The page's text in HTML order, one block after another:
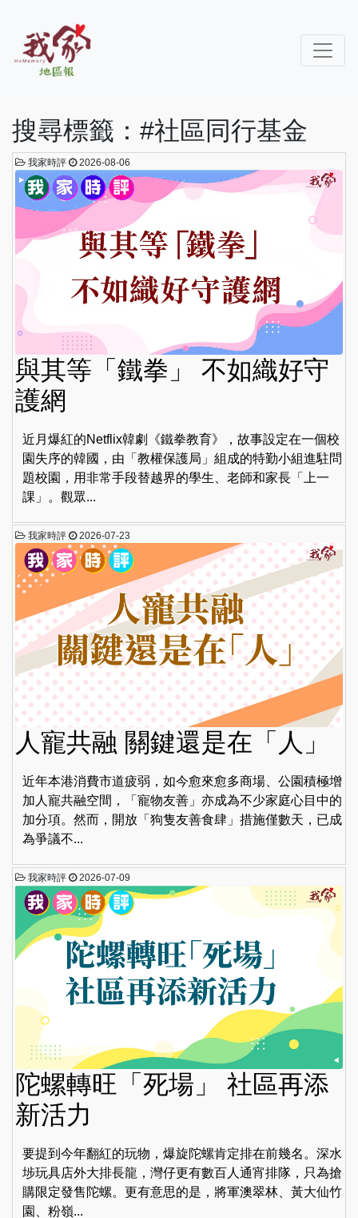
搜尋標籤：#社區同行基金
我家時評 2026-08-06
與其等「鐵拳」 不如織好守
護網
近月爆紅的Netflix韓劇《鐵拳教育》，故事設定在一個校
園失序的韓國，由「教權保護局」組成的特勤小組進駐問
題校園，用非常手段替越界的學生、老師和家長「上一
課」。觀眾...
我家時評 2026-07-23
人寵共融 關鍵還是在「人」
近年本港消費市道疲弱，如今愈來愈多商場、公園積極增
加人寵共融空間，「寵物友善」亦成為不少家庭心目中的
加分項。然而，開放「狗隻友善食肆」措施僅數天，已成
為爭議不...
我家時評 2026-07-09
陀螺轉旺「死場」 社區再添
新活力
要提到今年翻紅的玩物，爆旋陀螺肯定排在前幾名。深水
埗玩具店外大排長龍，灣仔更有數百人通宵排隊，只為搶
購限定發售陀螺。更有意思的是，將軍澳翠林、黃大仙竹
園、粉嶺...